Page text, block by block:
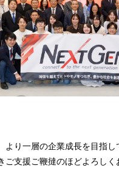
り一層の企業成長を目指し
支援ご鞭撻のほどよろしく